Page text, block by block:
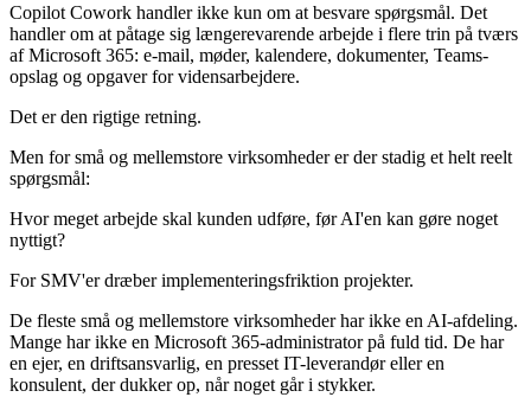
Copilot Cowork handler ikke kun om at besvare spørgsmål. Det
handler om at påtage sig længerevarende arbejde i flere trin på tværs
af Microsoft 365: e-mail, møder, kalendere, dokumenter, Teams-
opslag og opgaver for vidensarbejdere.
Det er den rigtige retning.
Men for små og mellemstore virksomheder er der stadig et helt reelt
spørgsmål:
Hvor meget arbejde skal kunden udføre, før AI'en kan gøre noget
nyttigt?
For SMV'er dræber implementeringsfriktion projekter.
De fleste små og mellemstore virksomheder har ikke en AI-afdeling.
Mange har ikke en Microsoft 365-administrator på fuld tid. De har
en ejer, en driftsansvarlig, en presset IT-leverandør eller en
konsulent, der dukker op, når noget går i stykker.